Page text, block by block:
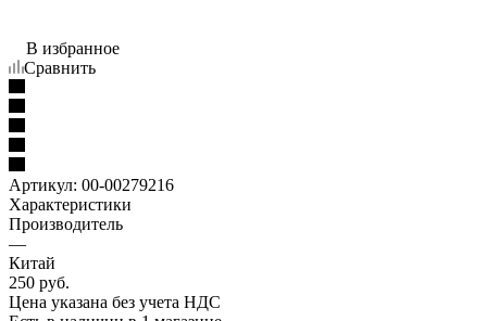
В избранное
Сравнить
Артикул: 00-00279216
Характеристики
Производитель
—
Китай
250 руб.
Цена указана без учета НДС